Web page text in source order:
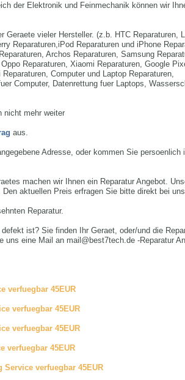
der Elektronik und Feinmechanik können wir
Geraete vieler Hersteller. (z.b. HTC Reparaturen,
Reparaturen,iPod Reparaturen und iPhone
Archos Reparaturen, Samsung
Reparaturen, Xiaomi Reparaturen, Google
Computer und Laptop Reparaturen,
Computer, Datenrettung fuer Laptops,
nicht mehr weiter
aus.
Adresse, oder kommen Sie persoenlich
machen wir Ihnen ein Reparatur Angebot.
aktuellen Preis erfragen Sie bitte direkt bei
Reparatur.
ist? Sie finden Ihr Geraet, oder/und die
uns eine Mail an mail@best7tech.de -Reparatur
verfuegbar 45EUR
verfuegbar 45EUR
verfuegbar 45EUR
verfuegbar 45EUR
Service verfuegbar 45EUR